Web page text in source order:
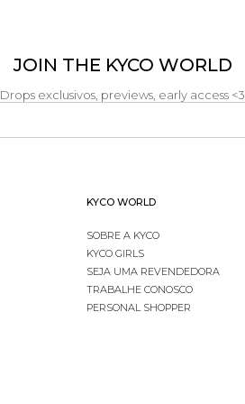
JOIN THE KYCO WORLD
Drops exclusivos, previews, early access <3
KYCO WORLD
SOBRE A KYCO
KYCO GIRLS
SEJA UMA REVENDEDORA
TRABALHE CONOSCO
PERSONAL SHOPPER